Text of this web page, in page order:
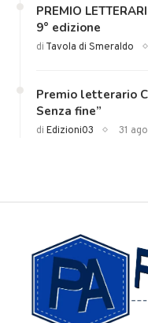
PREMIO
9° edizione
di Tavola di Smeraldo
Premio letterario
Senza fine”
di Edizioni03 31